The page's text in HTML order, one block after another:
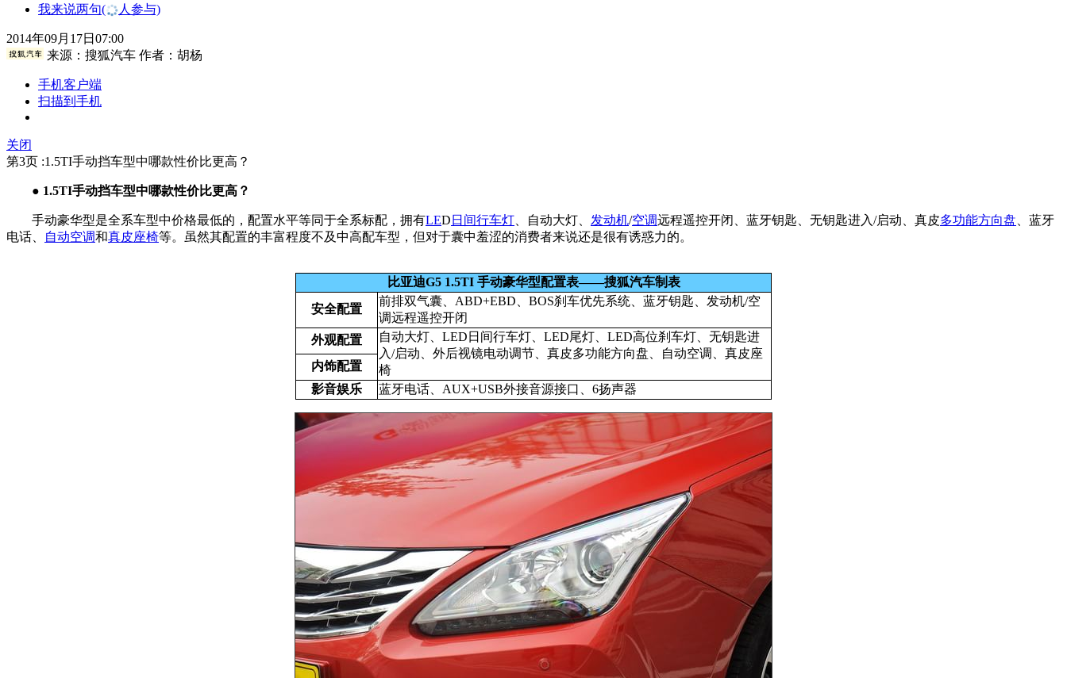
我来说两句( 人参与)
2014年09月17日07:00
来源： 搜狐汽车作者：胡杨
手机客户端
扫描到手机
关闭
第3页 :1.5TI手动挡车型中哪款性价比更高？
● 1.5TI手动挡车型中哪款性价比更高？
手动豪华型是全系车型中价格最低的，配置水平等同于全系标配，拥有LED 日间行车灯 、自动大灯、 发动机/空调远程遥控开闭、蓝牙钥匙、无钥匙进入/启动、真皮多功能方向盘 、蓝牙
电话、
自动空调和真皮座椅等。虽然其配置的丰富程度不及中高配车型，但对于囊中羞涩的消费者来说还是很有诱惑力的。
比亚迪G5 1.5TI 手动豪华型配置表——搜狐汽车制表
安全配置
前排双气囊、ABD+EBD、BOS刹车优先系统、蓝牙钥匙、发动机/空
调远程遥控开闭
外观配置
自动大灯、LED日间行车灯、LED尾灯、LED高位刹车灯、无钥匙进
入/启动、外后视镜电动调节、真皮多功能方向盘、自动空调、真皮座
椅
内饰配置
影音娱乐
蓝牙电话、AUX+USB外接音源接口、6扬声器